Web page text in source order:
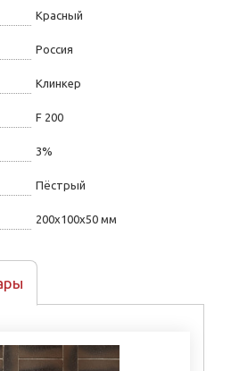
Красный
Россия
Клинкер
F 200
3%
Пёстрый
200х100х50 мм